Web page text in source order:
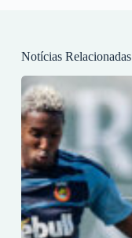
Notícias Relacionadas